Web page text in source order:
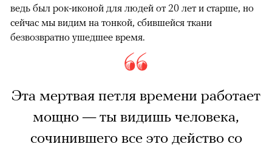
ведь был рок-иконой для людей от 20 лет и старше, но
сейчас мы видим на тонкой, сбившейся ткани
безвозвратно ушедшее время.
Эта мертвая петля времени работает
мощно — ты видишь человека,
сочинившего все это действо со